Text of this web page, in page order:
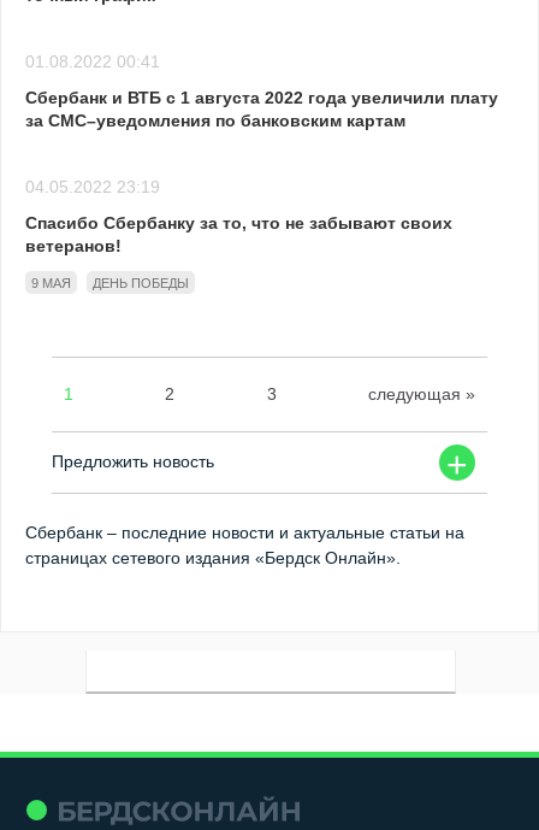
01.08.2022 00:41
Сбербанк и ВТБ с 1 августа 2022 года увеличили плату
за СМС–уведомления по банковским картам
04.05.2022 23:19
Спасибо Сбербанку за то, что не забывают своих
ветеранов!
9 МАЯ ДЕНЬ ПОБЕДЫ
+
Предложить новость
1 2 3 следующая »
Сбербанк – последние новости и актуальные статьи на
страницах сетевого издания «Бердск Онлайн».